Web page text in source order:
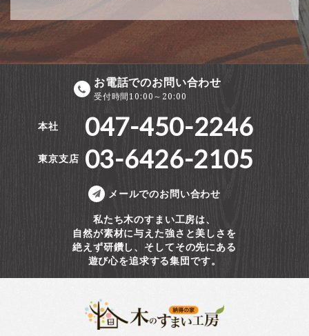
お電話でのお問い合わせ
受付時間10:00～20:00
本社 047-450-2246
東京支店 03-6426-2105
メールでのお問い合わせ
私たち木のすまい工房は、
自然が素材に与えた強さと美しさを
絶えず研鑽し、そしてその先にある
遊び心を追求する集団です。